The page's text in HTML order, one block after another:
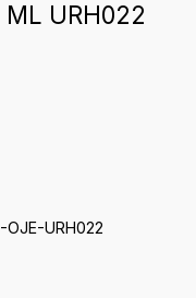
ML URH022
OJE-URH022